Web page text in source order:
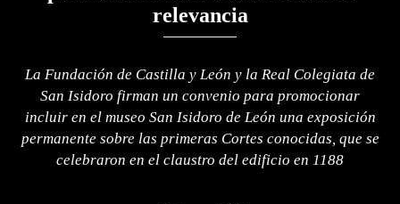
relevancia
La Fundación de Castilla y León y la Real Colegiata de
San Isidoro firman un convenio para promocionar
incluir en el museo San Isidoro de León una exposición
permanente sobre las primeras Cortes conocidas, que se
celebraron en el claustro del edificio en 1188